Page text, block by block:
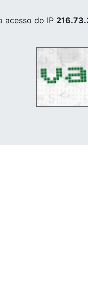
acesso do IP